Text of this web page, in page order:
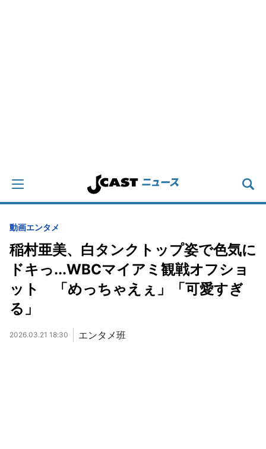
動画エンタメ
稲村亜美、白タンクトップ姿で色気に
ドキっ...WBCマイアミ観戦オフショ
ット 「めっちゃえぇ」「可愛すぎ
る」
2026.03.21 18:30 エンタメ班